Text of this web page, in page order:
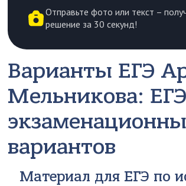
Отправьте фото или текст –
решение за 30 секунд!
Варианты ЕГЭ
Мельникова:
вариантов
Материал для ЕГЭ по